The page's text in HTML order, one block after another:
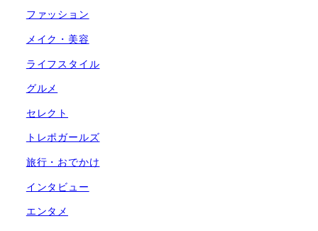
ファッション
メイク・美容
ライフスタイル
グルメ
セレクト
トレポガールズ
旅行・おでかけ
インタビュー
エンタメ